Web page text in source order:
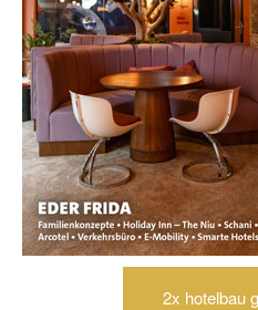
2x hotelbau